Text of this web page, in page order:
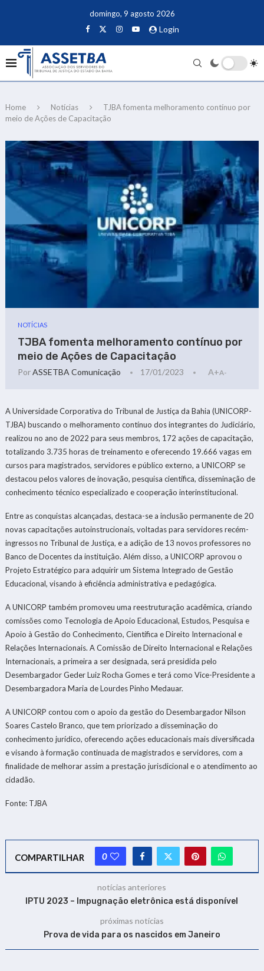
domingo, 9 agosto 2026
Login
Home Notícias
TJBA fomenta melhoramento contínuo por
meio de Ações de Capacitação
NOTÍCIAS
TJBA fomenta melhoramento contínuo por
meio de Ações de Capacitação
PorASSETBA Comunicação 17/01/2023 A+A-
A Universidade Corporativa do Tribunal de Justiça da Bahia (UNICORP-
TJBA) buscando o melhoramento contínuo dos integrantes do Judiciário,
realizou no ano de 2022 para seus membros, 172 ações de capacitação,
totalizando 3.735 horas de treinamento e oferecendo 19.666 vagas em
cursos para magistrados, servidores e público externo, a UNICORP se
destacou pelos valores de inovação, pesquisa científica, disseminação de
conhecimento técnico especializado e cooperação interinstitucional.
Entre as conquistas alcançadas, destaca-se a inclusão permanente de 20
novas capacitações autoinstrucionais, voltadas para servidores recém-
ingressos no Tribunal de Justiça, e a adição de 13 novos professores no
Banco de Docentes da instituição. Além disso, a UNICORP aprovou o
Projeto Estratégico para adquirir um Sistema Integrado de Gestão
Educacional, visando à eficiência administrativa e pedagógica.
A UNICORP também promoveu uma reestruturação acadêmica, criando
comissões como Tecnologia de Apoio Educacional, Estudos, Pesquisa e
Apoio à Gestão do Conhecimento, Científica e Direito Internacional e
Relações Internacionais. A Comissão de Direito Internacional e Relações
Internacionais, a primeira a ser designada, será presidida pelo
Desembargador Geder Luiz Rocha Gomes e terá como Vice-Presidente a
Desembargadora Maria de Lourdes Pinho Medauar.
A UNICORP contou com o apoio da gestão do Desembargador Nilson
Soares Castelo Branco, que tem priorizado a disseminação do
conhecimento jurídico, oferecendo ações educacionais mais diversificada
e visando à formação continuada de magistrados e servidores, com a
finalidade de melhorar assim a prestação jurisdicional e o atendimento ao
cidadão.
Fonte: TJBA
COMPARTILHAR 0
notícias anteriores
IPTU 2023 – Impugnação eletrônica está disponível
próximas notícias
Prova de vida para os nascidos em Janeiro